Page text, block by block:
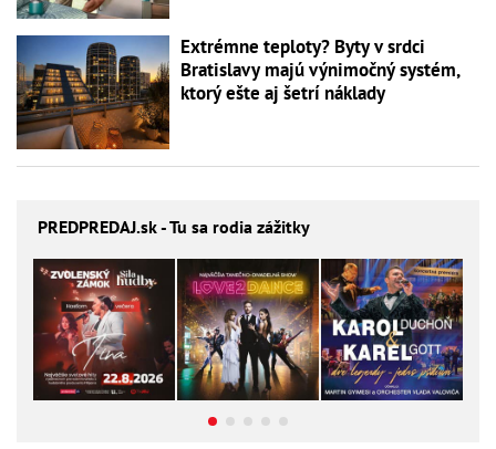
Extrémne teploty? Byty v srdci
Bratislavy majú výnimočný systém,
ktorý ešte aj šetrí náklady
PREDPREDAJ.sk - Tu sa rodia zážitky